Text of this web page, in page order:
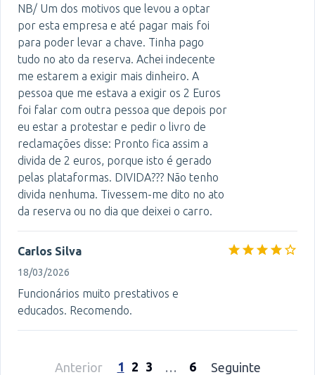
NB/ Um dos motivos que levou a optar
por esta empresa e até pagar mais foi
para poder levar a chave. Tinha pago
tudo no ato da reserva. Achei indecente
me estarem a exigir mais dinheiro. A
pessoa que me estava a exigir os 2 Euros
foi falar com outra pessoa que depois por
eu estar a protestar e pedir o livro de
reclamações disse: Pronto fica assim a
divida de 2 euros, porque isto é gerado
pelas plataformas. DIVIDA??? Não tenho
divida nenhuma. Tivessem-me dito no ato
da reserva ou no dia que deixei o carro.
Carlos Silva
18/03/2026
Funcionários muito prestativos e
educados. Recomendo.
Anterior 1 2 3 … 6 Seguinte